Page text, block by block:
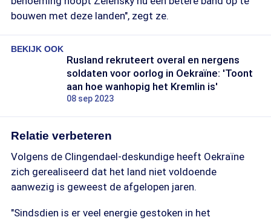
bouwen met deze landen", zegt ze.
BEKIJK OOK
Rusland rekruteert overal en nergens
soldaten voor oorlog in Oekraïne: 'Toont
aan hoe wanhopig het Kremlin is'
08 sep 2023
Relatie verbeteren
Volgens de Clingendael-deskundige heeft Oekraïne
zich gerealiseerd dat het land niet voldoende
aanwezig is geweest de afgelopen jaren.
"Sindsdien is er veel energie gestoken in het